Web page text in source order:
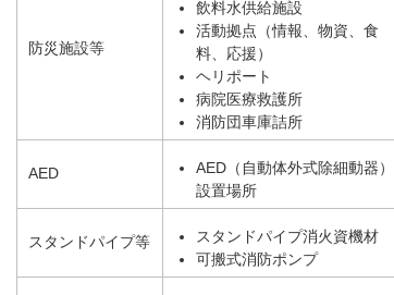
防災施設等
飲料水供給施設
活動拠点（情報、物資、食
料、応援）
ヘリポート
病院医療救護所
消防団車庫詰所
AED
AED（自動体外式除細動器）
設置場所
スタンドパイプ等
スタンドパイプ消火資機材
可搬式消防ポンプ